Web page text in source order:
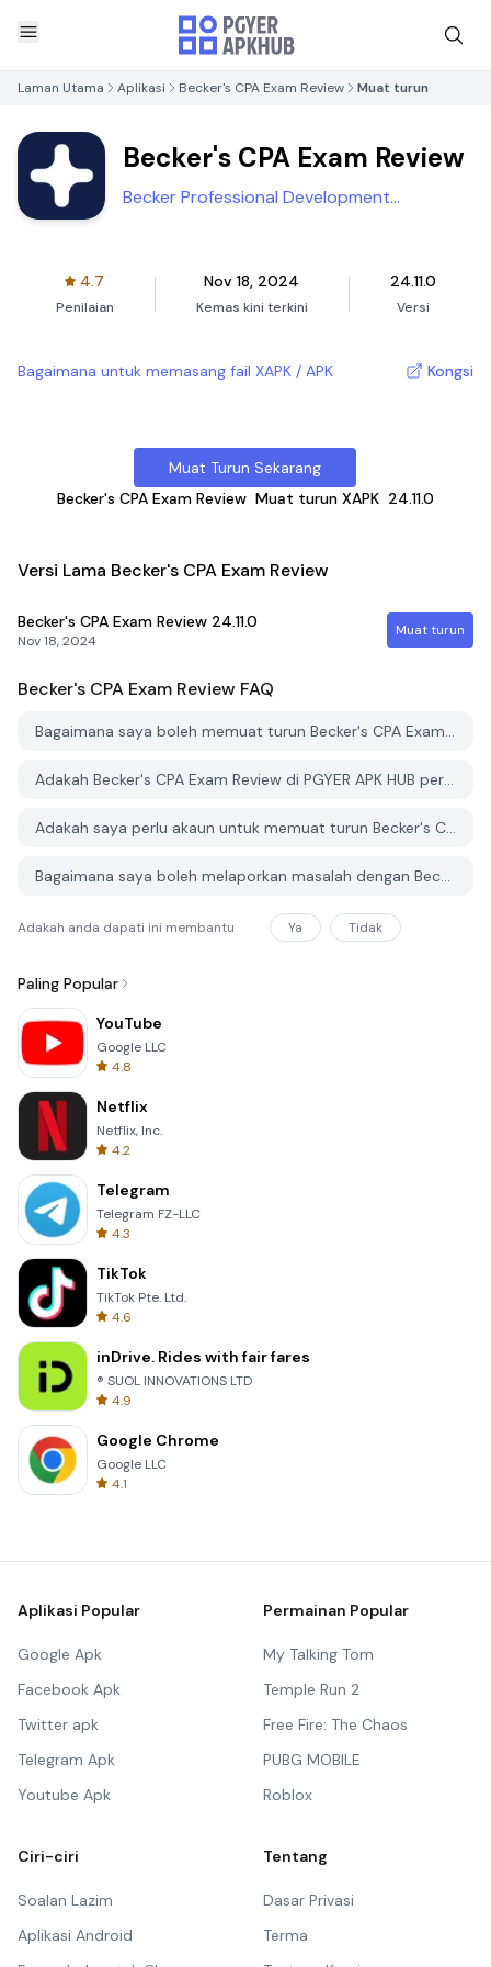
Laman Utama Aplikasi Becker's CPA Exam Review Muat turun
Becker's CPA Exam Review
Becker Professional Development
4.7
Penilaian
Nov 18, 2024
Kemas kini terkini
24.11.0
Versi
Bagaimana untuk memasang fail XAPK / APK Kongsi
Muat Turun Sekarang
Becker's CPA Exam Review Muat turun XAPK 24.11.0
Versi Lama Becker's CPA Exam Review
Becker's CPA Exam Review 24.11.0
Nov 18, 2024
Muat turun
Becker's CPA Exam Review FAQ
Bagaimana saya boleh memuat turun Becker's CPA Exam Review dari PGYER APK HUB?
Adakah Becker's CPA Exam Review di PGYER APK HUB percuma untuk dimuat turun?
Adakah saya perlu akaun untuk memuat turun Becker's CPA Exam Review dari PGYER APK HUB?
Bagaimana saya boleh melaporkan masalah dengan Becker's CPA Exam Review di PGYER APK HUB?
Adakah anda dapati ini membantu Ya Tidak
Paling Popular
YouTube
Google LLC
4.8
Netflix
Netflix, Inc.
4.2
Telegram
Telegram FZ-LLC
4.3
TikTok
TikTok Pte. Ltd.
4.6
inDrive. Rides with fair fares
® SUOL INNOVATIONS LTD
4.9
Google Chrome
Google LLC
4.1
Aplikasi Popular
Google Apk
Facebook Apk
Twitter apk
Telegram Apk
Youtube Apk
Permainan Popular
My Talking Tom
Temple Run 2
Free Fire: The Chaos
PUBG MOBILE
Roblox
Ciri-ciri
Soalan Lazim
Aplikasi Android
Tentang
Dasar Privasi
Terma